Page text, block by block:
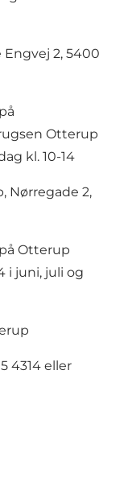
Engvej 2, 5400
Otterup
kl. 10-14
Nørregade 2,
Otterup
i juni, juli og
4314 eller